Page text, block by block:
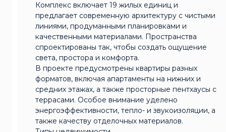
Комплекс включает 19 жилых единиц и
предлагает современную архитектуру с чистыми
линиями, продуманными планировками и
качественными материалами. Пространства
спроектированы так, чтобы создать ощущение
света, простора и комфорта.
В проекте предусмотрены квартиры разных
форматов, включая апартаменты на нижних и
средних этажах, а также просторные пентхаусы с
террасами. Особое внимание уделено
энергоэффективности, тепло- и звукоизоляции, а
также качеству отделочных материалов.